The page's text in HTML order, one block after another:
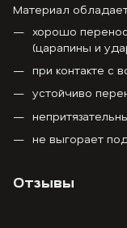
Материал
хорошо
(царапины и
при контакте с
устойчиво
не выгорает
Отзывы